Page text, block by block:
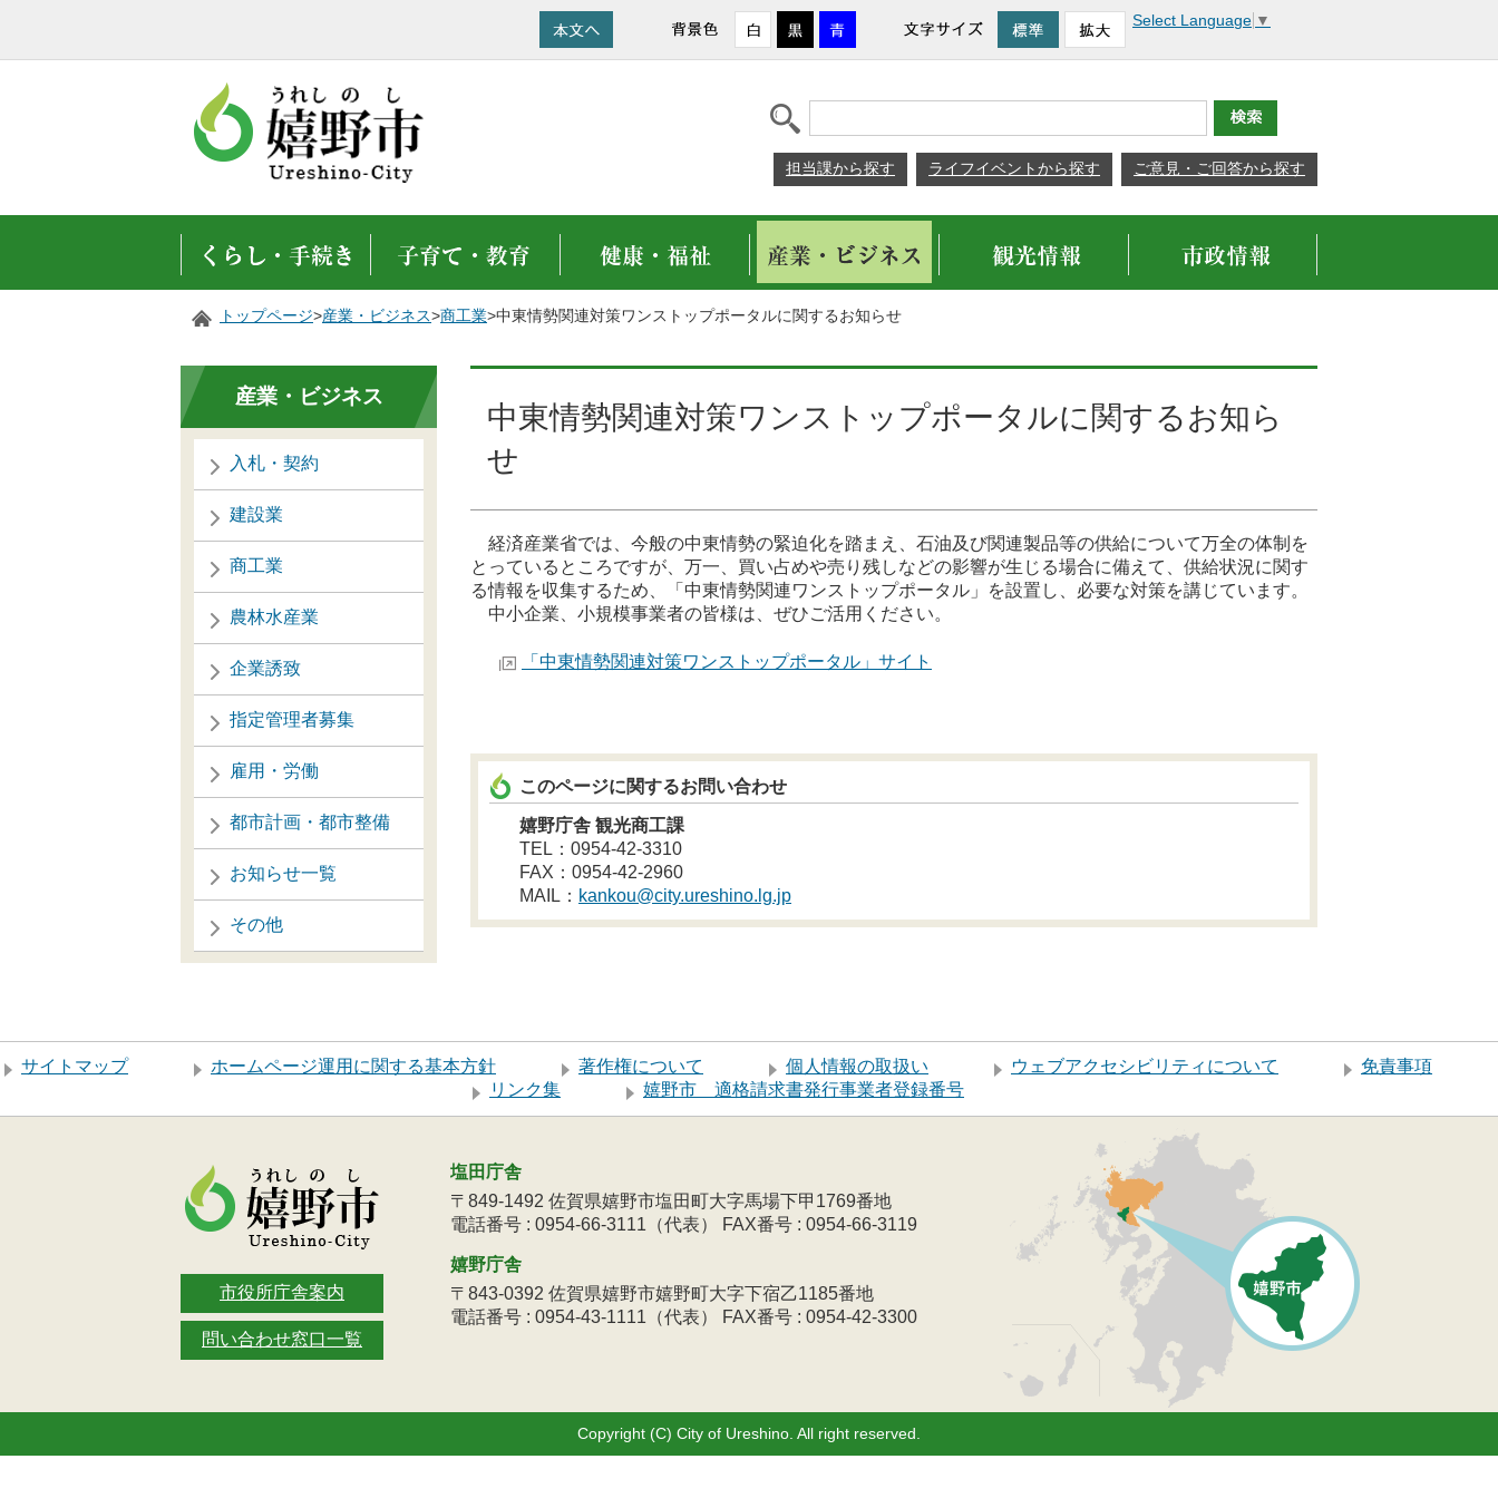
Select Language ▼
担当課から探す ライフイベントから探す ご意見・ご回答から探す
トップページ>産業・ビジネス>商工業>中東情勢関連対策ワンストップポータルに関するお知らせ
産業・ビジネス
入札・契約
建設業
商工業
農林水産業
企業誘致
指定管理者募集
雇用・労働
都市計画・都市整備
お知らせ一覧
その他
中東情勢関連対策ワンストップポータルに関するお知ら
せ
経済産業省では、今般の中東情勢の緊迫化を踏まえ、石油及び関連製品等の供給について万全の体制を
とっているところですが、万一、買い占めや売り残しなどの影響が生じる場合に備えて、供給状況に関す
る情報を収集するため、「中東情勢関連ワンストップポータル」を設置し、必要な対策を講じています。
中小企業、小規模事業者の皆様は、ぜひご活用ください。
「中東情勢関連対策ワンストップポータル」サイト
このページに関するお問い合わせ
嬉野庁舎 観光商工課
TEL：0954-42-3310
FAX：0954-42-2960
MAIL： kankou@city.ureshino.lg.jp
サイトマップ ホームページ運用に関する基本方針 著作権について 個人情報の取扱い ウェブアクセシビリティについて
免責事項
リンク集
嬉野市 適格請求書発行事業者登録番号
市役所庁舎案内
問い合わせ窓口一覧
塩田庁舎
〒849-1492 佐賀県嬉野市塩田町大字馬場下甲1769番地
電話番号 : 0954-66-3111（代表） FAX番号 : 0954-66-3119
嬉野庁舎
〒843-0392 佐賀県嬉野市嬉野町大字下宿乙1185番地
電話番号 : 0954-43-1111（代表） FAX番号 : 0954-42-3300
Copyright (C) City of Ureshino. All right reserved.